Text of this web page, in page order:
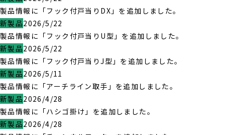
製品情報に「フック付戸当りDX」を追加しました。
新製品2026/5/22
製品情報に「フック付戸当りU型」を追加しました。
新製品2026/5/22
製品情報に「フック付戸当りJ型」を追加しました。
新製品2026/5/11
製品情報に「アーチライン取手」を追加しました。
新製品2026/4/28
製品情報に「ハシゴ掛け」を追加しました。
新製品2026/4/28